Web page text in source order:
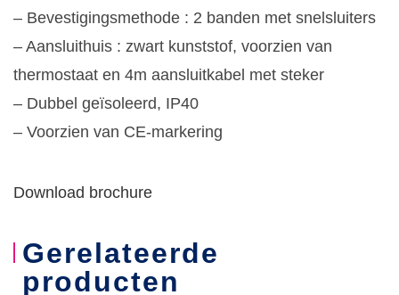
– Bevestigingsmethode : 2 banden met snelsluiters
– Aansluithuis : zwart kunststof, voorzien van
thermostaat en 4m aansluitkabel met steker
– Dubbel geïsoleerd, IP40
– Voorzien van CE-markering
Download brochure
Gerelateerde
producten